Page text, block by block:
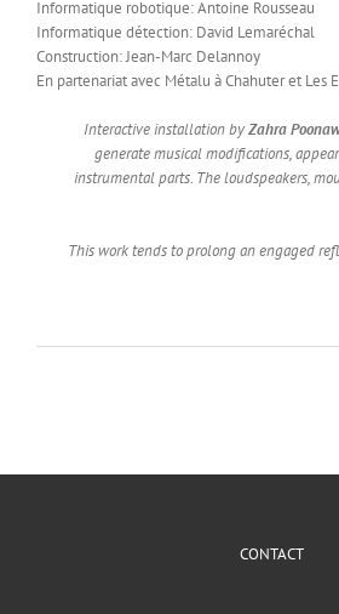
Informatique robotique: Antoine Rousseau
Informatique détection: David Lemaréchal
Construction: Jean-Marc Delannoy
En partenariat avec Métalu à Chahuter et Les
Interactive installation byZahra
generate musical modifications,
instrumental parts. The loudspeakers,
This work tends to prolong an engaged
CONTACT